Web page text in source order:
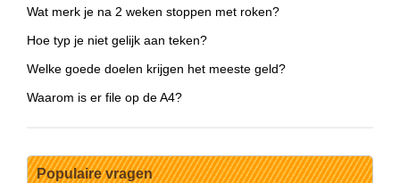
Wat merk je na 2 weken stoppen met roken?
Hoe typ je niet gelijk aan teken?
Welke goede doelen krijgen het meeste geld?
Waarom is er file op de A4?
Populaire vragen